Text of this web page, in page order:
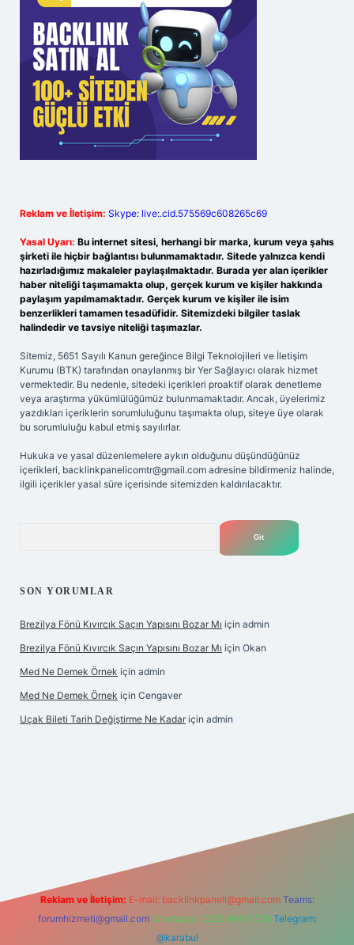
Reklam ve İletişim: Skype: live:.cid.575569c608265c69
Yasal Uyarı: Bu internet sitesi, herhangi bir marka, kurum veya şahıs
şirketi ile hiçbir bağlantısı bulunmamaktadır. Sitede yalnızca kendi
hazırladığımız makaleler paylaşılmaktadır. Burada yer alan içerikler
haber niteliği taşımamakta olup, gerçek kurum ve kişiler hakkında
paylaşım yapılmamaktadır. Gerçek kurum ve kişiler ile isim
benzerlikleri tamamen tesadüfidir. Sitemizdeki bilgiler taslak
halindedir ve tavsiye niteliği taşımazlar.
Sitemiz, 5651 Sayılı Kanun gereğince Bilgi Teknolojileri ve İletişim
Kurumu (BTK) tarafından onaylanmış bir Yer Sağlayıcı olarak hizmet
vermektedir. Bu nedenle, sitedeki içerikleri proaktif olarak denetleme
veya araştırma yükümlülüğümüz bulunmamaktadır. Ancak, üyelerimiz
yazdıkları içeriklerin sorumluluğunu taşımakta olup, siteye üye olarak
bu sorumluluğu kabul etmiş sayılırlar.
Hukuka ve yasal düzenlemelere aykırı olduğunu düşündüğünüz
içerikleri, backlinkpanelicomtr@gmail.com adresine bildirmeniz halinde,
ilgili içerikler yasal süre içerisinde sitemizden kaldırılacaktır.
SON YORUMLAR
Brezilya Fönü Kıvırcık Saçın Yapısını Bozar Mı için admin
Brezilya Fönü Kıvırcık Saçın Yapısını Bozar Mı için Okan
Med Ne Demek Örnek için admin
Med Ne Demek Örnek için Cengaver
Uçak Bileti Tarih Değiştirme Ne Kadar için admin
Reklam ve İletişim: E-mail: backlinkpaneli@gmail.com Teams:
forumhizmeti@gmail.com Whatsapp: 0262 606 0 726 Telegram:
@karabul